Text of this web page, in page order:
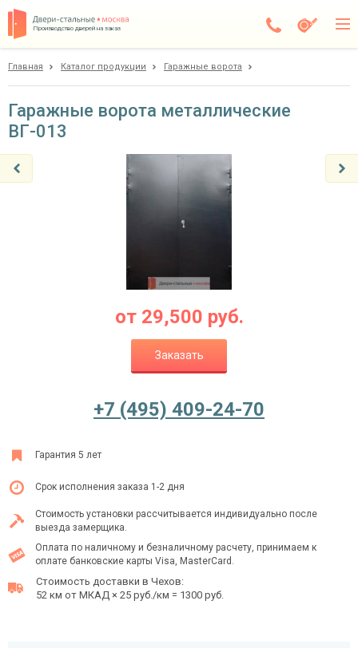
Производство дверей на заказ
Доставка
Покупателям
Ежедневно с 08:00 до 24:00
Главная Каталог продукции Гаражные ворота
Гаражные ворота металлические
ВГ-013
от 29,500 руб.
Заказать
+7 (495) 409-24-70
Гарантия 5 лет
Срок исполнения заказа 1-2 дня
Стоимость установки рассчитывается индивидуально после
выезда замерщика.
Оплата по наличному и безналичному расчету, принимаем к
оплате банковские карты Visa, MasterCard.
Стоимость доставки в Чехов:
52 км от МКАД × 25 руб./км = 1300 руб.